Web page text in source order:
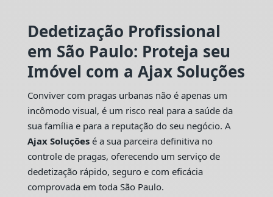
Dedetização Profissional
em São Paulo: Proteja seu
Imóvel com a Ajax Soluções
Conviver com pragas urbanas não é apenas um
incômodo visual, é um risco real para a saúde da
sua família e para a reputação do seu negócio. A
Ajax Soluçõesé a sua parceira definitiva no
controle de pragas, oferecendo um serviço de
dedetização rápido, seguro e com eficácia
comprovada em toda São Paulo.